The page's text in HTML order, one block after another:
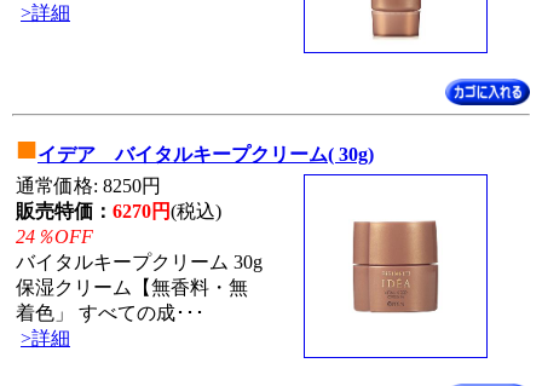
>詳細
■イデア バイタルキープクリーム( 30g)
通常価格: 8250円
販売特価： 6270円(税込)
24％OFF
バイタルキープクリーム 30g
保湿クリーム【無香料・無
着色」 すべての成･･･
>詳細